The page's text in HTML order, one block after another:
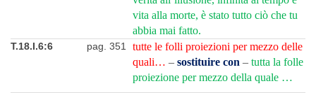
vita alla morte, è stato tutto ciò che tu
abbia mai fatto.
T.18.I.6:6 pag. 351
tutte le folli proiezioni per mezzo delle
quali… – sostituire con – tutta la folle
proiezione per mezzo della quale …